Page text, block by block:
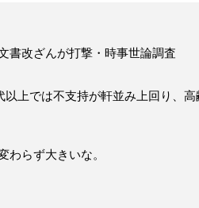
書改ざんが打撃・時事世論調査
上では不支持が軒並み上回り、高
らず大きいな。